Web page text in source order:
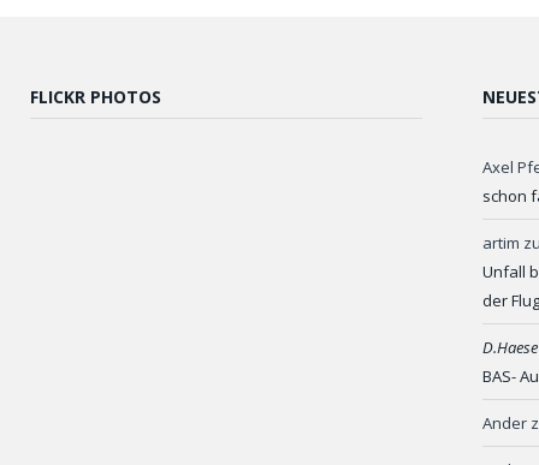
FLICKR PHOTOS
Axel
schon
artim
Unfall
der
BAS-
Ander